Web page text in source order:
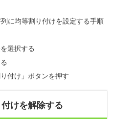
に均等割り付けを設定する手順
選択する
付け」ボタンを押す
けを解除する